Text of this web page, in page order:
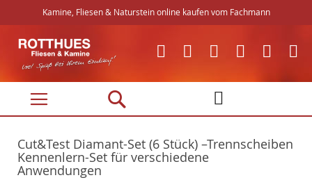
Kamine, Fliesen & Naturstein online kaufen vom Fachmann
Direkt
zum
Inhalt
Cut&Test Diamant-Set (6 Stück) –Trennscheiben
Kennenlern-Set für verschiedene
Anwendungen